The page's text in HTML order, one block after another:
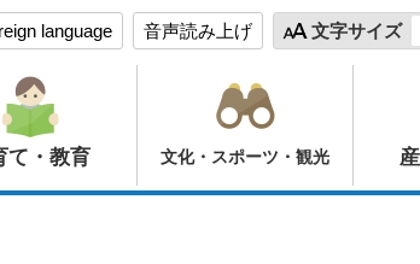
language 音声読み上げ 文字サイズ
て・教育 文化・スポーツ・観光